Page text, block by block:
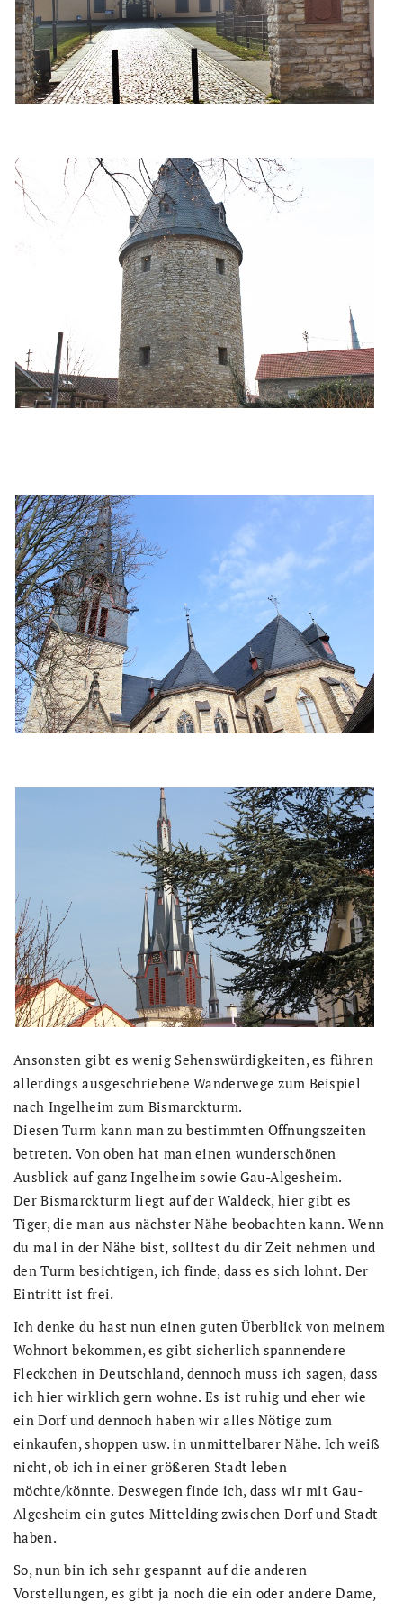
Ansonsten gibt es wenig Sehenswürdigkeiten, es führen
allerdings ausgeschriebene Wanderwege zum Beispiel
nach Ingelheim zum Bismarckturm.
Diesen Turm kann man zu bestimmten Öffnungszeiten
betreten. Von oben hat man einen wunderschönen
Ausblick auf ganz Ingelheim sowie Gau-Algesheim.
Der Bismarckturm liegt auf der Waldeck, hier gibt es
Tiger, die man aus nächster Nähe beobachten kann. Wenn
du mal in der Nähe bist, solltest du dir Zeit nehmen und
den Turm besichtigen, ich finde, dass es sich lohnt. Der
Eintritt ist frei.
Ich denke du hast nun einen guten Überblick von meinem
Wohnort bekommen, es gibt sicherlich spannendere
Fleckchen in Deutschland, dennoch muss ich sagen, dass
ich hier wirklich gern wohne. Es ist ruhig und eher wie
ein Dorf und dennoch haben wir alles Nötige zum
einkaufen, shoppen usw. in unmittelbarer Nähe. Ich weiß
nicht, ob ich in einer größeren Stadt leben
möchte/könnte. Deswegen finde ich, dass wir mit Gau-
Algesheim ein gutes Mittelding zwischen Dorf und Stadt
haben.
So, nun bin ich sehr gespannt auf die anderen
Vorstellungen, es gibt ja noch die ein oder andere Dame,